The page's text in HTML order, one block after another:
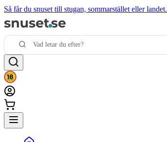
Så får du snuset till stugan, sommarstället eller landet.